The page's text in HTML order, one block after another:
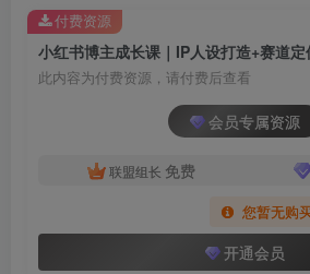
此内容为付费资源，请付费后查看
会员专属资源
联盟组长 免费
您暂无购
开通会员
付费资源